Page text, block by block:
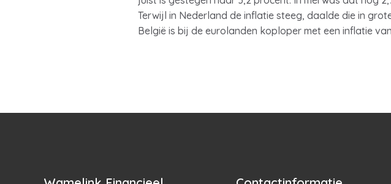
Terwijl in Nederland de inflatie steeg, daalde die in
België is bij de eurolanden koploper met een inflatie